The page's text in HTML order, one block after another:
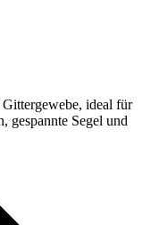
ideal für
gespannte Segel und